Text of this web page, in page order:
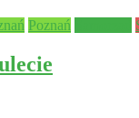
Poznań